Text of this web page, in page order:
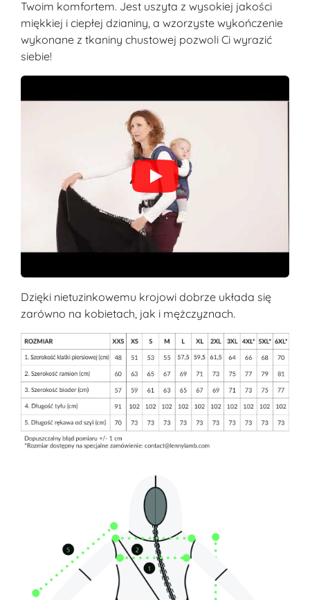
Twoim komfortem. Jest uszyta z wysokiej jakości
miękkiej i ciepłej dzianiny, a wzorzyste wykończenie
wykonane z tkaniny chustowej pozwoli Ci wyrazić
siebie!
Dzięki nietuzinkowemu krojowi dobrze układa się
zarówno na kobietach, jak i mężczyznach.